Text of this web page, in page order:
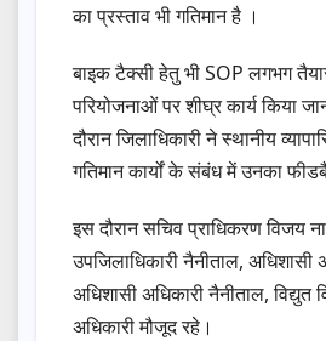
का प्रस्ताव भी गतिमान है ।
बाइक टैक्सी हेतु भी SOP लगभग
परियोजनाओं पर शीघ्र कार्य किया
दौरान जिलाधिकारी ने स्थानीय
गतिमान कार्यों के संबंध में उनका
इस दौरान सचिव प्राधिकरण विजय
उपजिलाधिकारी नैनीताल, अधिशासी
अधिशासी अधिकारी नैनीताल, विद्युत
अधिकारी मौजूद रहे।